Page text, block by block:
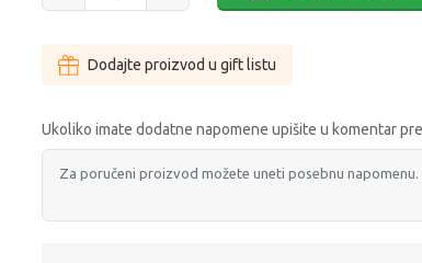
Dodajte proizvod u gift listu
Ukoliko imate dodatne napomene upišite u komentar